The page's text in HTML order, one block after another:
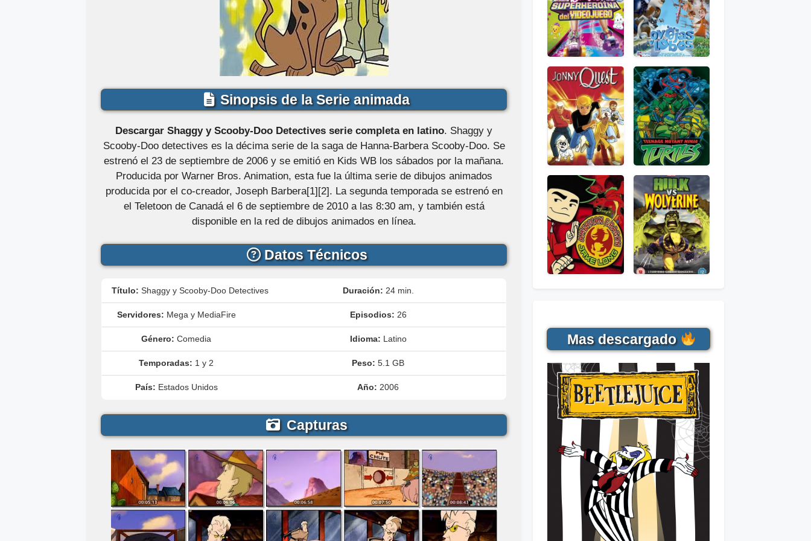
Sinopsis de la Serie animada
Descargar Shaggy y Scooby-Doo Detectives serie completa en latino. Shaggy y
Scooby-Doo detectives es la décima serie de la saga de Hanna-Barbera Scooby-Doo. Se
estrenó el 23 de septiembre de 2006 y se emitió en Kids WB los sábados por la mañana.
Producida por Warner Bros. Animation, esta fue la última serie de dibujos animados
producida por el co-creador, Joseph Barbera[1][2]. La segunda temporada se estrenó en
el Teletoon de Canadá el 6 de septiembre de 2010 a las 8:30 am, y también está
disponible en la red de dibujos animados en línea.
Datos Técnicos
Título: Shaggy y Scooby-Doo Detectives Duración: 24 min.
Servidores: Mega y MediaFire Episodios: 26
Género: Comedia Idioma: Latino
Temporadas: 1 y 2 Peso: 5.1 GB
País: Estados Unidos Año: 2006
Capturas
Mas descargado